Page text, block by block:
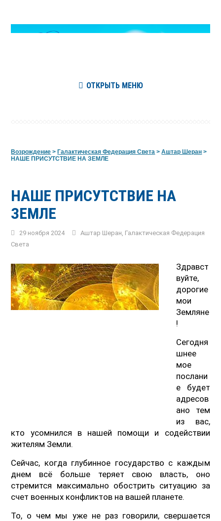
ОТКРЫТЬ МЕНЮ
Возрождение >Галактическая Федерация Света >Аштар Шеран >
НАШЕ ПРИСУТСТВИЕ НА ЗЕМЛЕ
НАШЕ ПРИСУТСТВИЕ НА
ЗЕМЛЕ
29 ноября 2024 Аштар Шеран Галактическая Федерация
Света
Здравст
вуйте,
дорогие
мои
Земляне
!
Сегодня
шнее
мое
послани
е будет
адресов
ано тем
из вас,
кто усомнился в нашей помощи и содействии
жителям Земли.
Сейчас, когда глубинное государство с каждым
днем всё больше теряет свою власть, оно
стремится максимально обострить ситуацию за
счет военных конфликтов на вашей планете.
То, о чем мы уже не раз говорили, свершается